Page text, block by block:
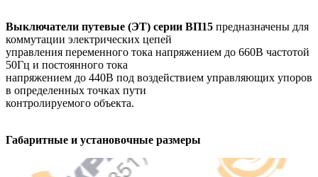
Выключатели путевые (ЭТ) серии ВП15 предназначены для
коммутации электрических цепей
управления переменного тока напряжением до 660В частотой
50Гц и постоянного тока
напряжением до 440В под воздействием управляющих упоров
в определенных точках пути
контролируемого объекта.
Габаритные и установочные размеры